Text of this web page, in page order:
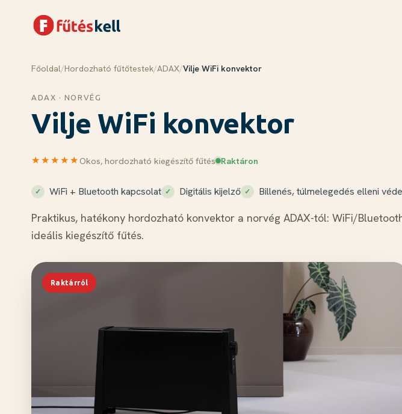
Menü ✕
Termékek
Rólunk
Blog
Kosár megnyitása →
Kosár ✕
Főoldal/Hordozható fűtőtestek/ADAX/Vilje WiFi konvektor
ADAX · NORVÉG
Vilje WiFi konvektor
★★★★★ Okos, hordozható kiegészítő fűtés Raktáron
WiFi + Bluetooth kapcsolat Digitális kijelző Billenés, túlmelegedés elleni
Praktikus, hatékony hordozható konvektor a norvég ADAX-tól: WiFi/
ideális kiegészítő fűtés.
Raktárról